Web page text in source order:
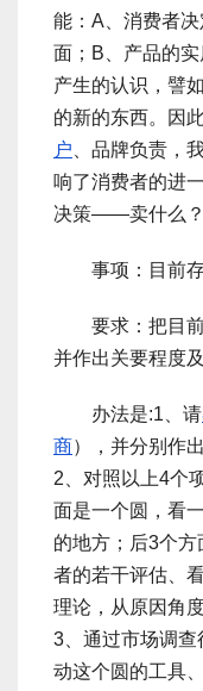
能：A、消费者
面；B、产品的
产生的认识，譬
的新的东西。因
户 、品牌负责，
响了消费者的进
决策――卖什么？
事项：目前存
要求：把目前
并作出关要程度
办法是:1、请
商），并分别作
2、对照以上4个
面是一个圆，看
的地方；后3个
者的若干评估、
理论，从原因角
3、通过市场调查
动这个圆的工具